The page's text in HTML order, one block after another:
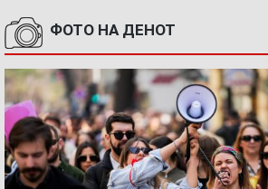
ФОТО НА ДЕНОТ